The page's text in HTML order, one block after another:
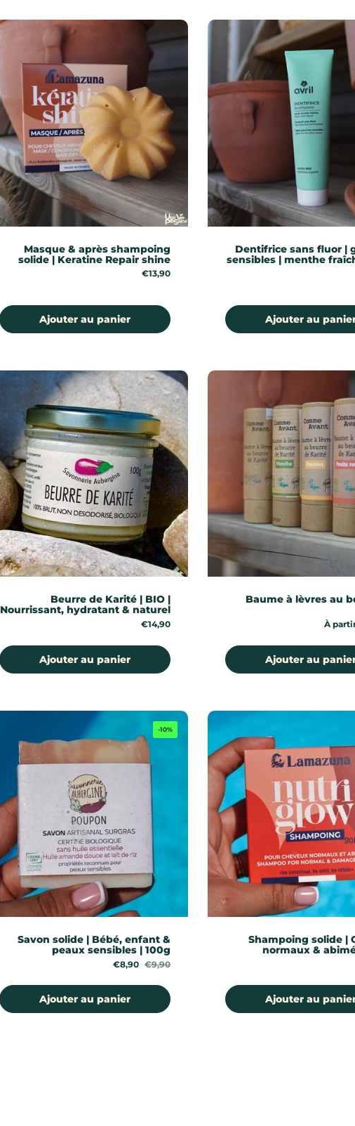
Masque & après shampoing
solide | Keratine Repair shine
Prix:
€13,90
Ajouter au panier
Dentifrice sans fluor |
sensibles | menthe
Ajouter au
Beurre de Karité | BIO |
Nourrissant, hydratant & naturel
Prix:
€14,90
Ajouter au panier
Baume à lèvres au
Prix:
À
Ajouter au
Savon solide | Bébé, enfant &
peaux sensibles | 100g
Prix de solde:
€8,90 Prix régulier:
€9,90
Ajouter au panier
-10%
Shampoing solide |
normaux &
Ajouter au